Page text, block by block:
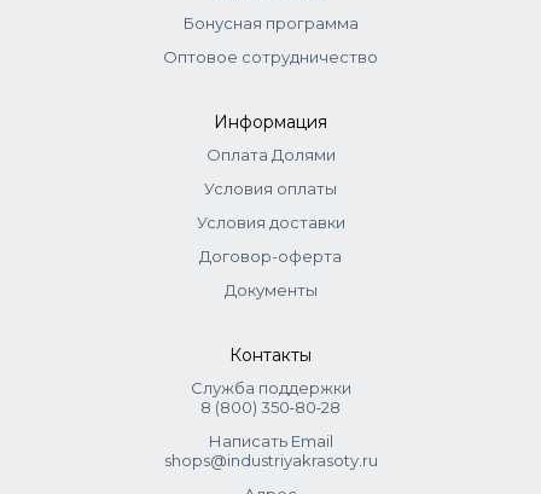
Бонусная программа
Оптовое сотрудничество
Информация
Оплата Долями
Условия оплаты
Условия доставки
Договор-оферта
Документы
Контакты
Служба поддержки
8 (800) 350‑80‑28
Написать Email
shops@industriyakrasoty.ru